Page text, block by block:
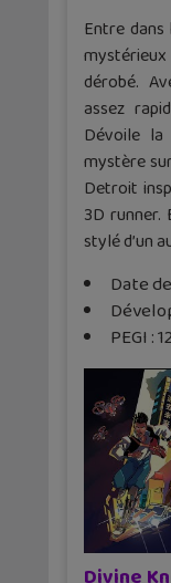
Entre dans
mystérieux
dérobé.
assez
Dévoile
mystère
Detroit
3D runner.
stylé d’un
Date
PEGI : 12